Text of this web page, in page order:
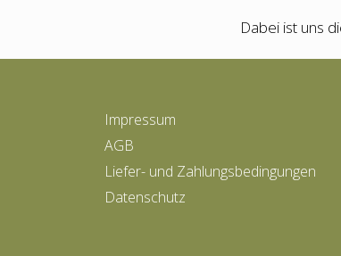
Dabei ist uns
Impressum
AGB
Liefer- und Zahlungsbedingungen
Datenschutz